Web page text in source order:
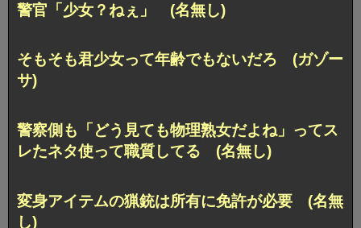
警官「少女？ねぇ」 (名無し)
そもそも君少女って年齢でもないだろ (ガゾー
サ)
警察側も「どう見ても物理熟女だよね」ってス
レたネタ使って職質してる (名無し)
変身アイテムの猟銃は所有に免許が必要 (名無
し)